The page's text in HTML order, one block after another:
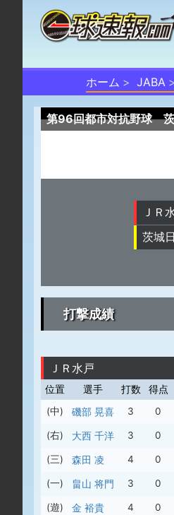
ホーム JABA
第96回都市対抗野球
ＪＲ
茨城
打撃成績
ＪＲ水戸
位置 選手 打数 得点
(中)
磯部 晃喜 3 0
(右) 大西 千洋 3 0
(三) 森田 凌 4 0
(一) 畠山 将門 3 0
(遊) 金 裕貴 4 0